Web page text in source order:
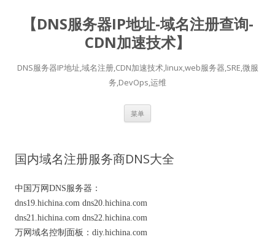
【DNS服务器IP地址-域名注册查询-
CDN加速技术】
DNS服务器IP地址,域名注册,CDN加速技术,linux,web服务器,SRE,微服
务,DevOps,运维
菜单
国内域名注册服务商DNS大全
中国万网DNS服务器：
dns19.hichina.com dns20.hichina.com
dns21.hichina.com dns22.hichina.com
万网域名控制面板：diy.hichina.com